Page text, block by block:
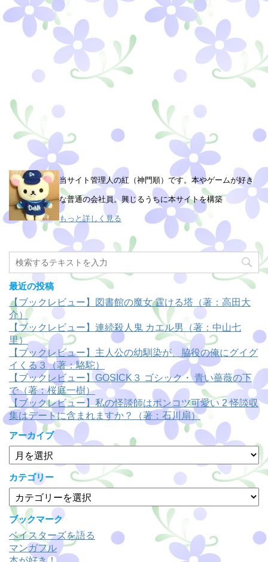
当サイト管理人の紅（神門順）です。本やゲームが好き
な普通の会社員。興じるうちに本サイトを構築
もっと詳しく見る
最近の投稿
【ブックレビュー】図書館の魔女 霆ける塔（著：高田大
介）
【ブックレビュー】連続殺人鬼 カエル男（著：中山七
里）
【ブックレビュー】主人公の幼馴染が、脇役の俺にグイグ
イくる３（著：駱駝）
【ブックレビュー】GOSICK３ ゴシック・ 青い薔薇の下
で（著：桜庭一樹）
【ブックレビュー】私の怪談師はポンコツ可愛い 2 怪談収
集はデートに含まれますか？（著：石川扇）
アーカイブ
ア
ー
カ
イ
ブ
カテゴリー
テ
ゴ
リ
ー
ブックマーク
ベイスターズを語る
マンガフル